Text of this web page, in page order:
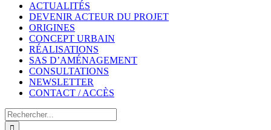
ACTUALITÉS
DEVENIR ACTEUR DU PROJET
ORIGINES
CONCEPT URBAIN
RÉALISATIONS
SAS D’AMÉNAGEMENT
CONSULTATIONS
NEWSLETTER
CONTACT / ACCÈS
Rechercher